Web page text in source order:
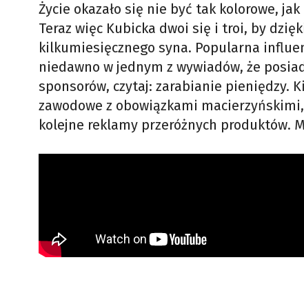
Życie okazało się nie być tak kolorowe,
Teraz więc Kubicka dwoi się i troi, by
kilkumiesięcznego syna. Popularna
niedawno w jednym z wywiadów, że
sponsorów, czytaj: zarabianie pieniędzy.
zawodowe z obowiązkami
kolejne reklamy przeróżnych produktów.